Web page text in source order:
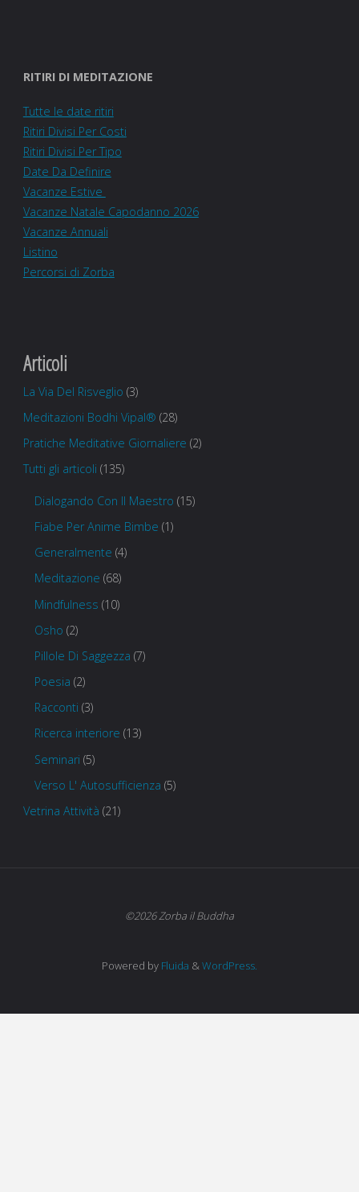
RITIRI DI MEDITAZIONE
Tutte le date ritiri
Ritiri Divisi Per Costi
Ritiri Divisi Per Tipo
Date Da Definire
Vacanze Estive
Vacanze Natale Capodanno 2026
Vacanze Annuali
Listino
Percorsi di Zorba
Articoli
La Via Del Risveglio (3)
Meditazioni Bodhi Vipal® (28)
Pratiche Meditative Giornaliere (2)
Tutti gli articoli (135)
Dialogando Con Il Maestro (15)
Fiabe Per Anime Bimbe (1)
Generalmente (4)
Meditazione (68)
Mindfulness (10)
Osho (2)
Pillole Di Saggezza (7)
Poesia (2)
Racconti (3)
Ricerca interiore (13)
Seminari (5)
Verso L' Autosufficienza (5)
Vetrina Attività (21)
©2026 Zorba il Buddha
Powered by Fluida &WordPress.